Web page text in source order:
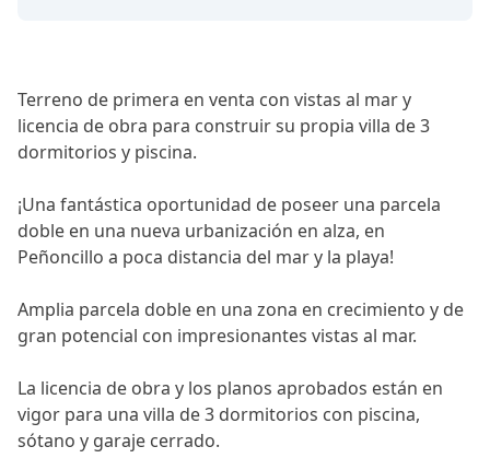
Terreno de primera en venta con vistas al mar y
licencia de obra para construir su propia villa de 3
dormitorios y piscina.
¡Una fantástica oportunidad de poseer una parcela
doble en una nueva urbanización en alza, en
Peñoncillo a poca distancia del mar y la playa!
Amplia parcela doble en una zona en crecimiento y de
gran potencial con impresionantes vistas al mar.
La licencia de obra y los planos aprobados están en
vigor para una villa de 3 dormitorios con piscina,
sótano y garaje cerrado.